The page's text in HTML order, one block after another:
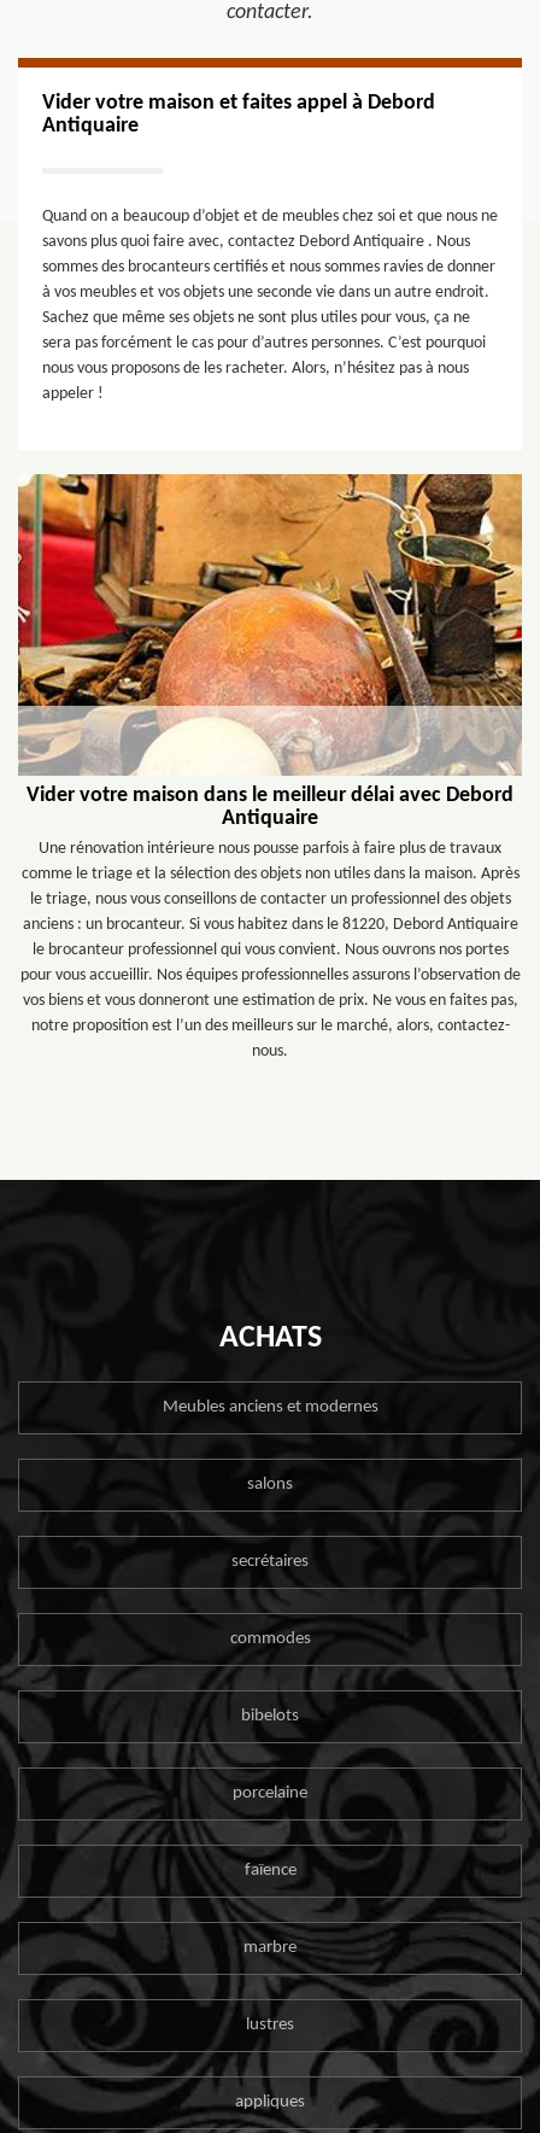
contacter.
Vider votre maison et faites appel à Debord
Antiquaire
Quand on a beaucoup d’objet et de meubles chez soi et que nous ne
savons plus quoi faire avec, contactez Debord Antiquaire . Nous
sommes des brocanteurs certifiés et nous sommes ravies de donner
à vos meubles et vos objets une seconde vie dans un autre endroit.
Sachez que même ses objets ne sont plus utiles pour vous, ça ne
sera pas forcément le cas pour d’autres personnes. C’est pourquoi
nous vous proposons de les racheter. Alors, n’hésitez pas à nous
appeler !
Vider votre maison dans le meilleur délai avec Debord
Antiquaire
Une rénovation intérieure nous pousse parfois à faire plus de travaux
comme le triage et la sélection des objets non utiles dans la maison. Après
le triage, nous vous conseillons de contacter un professionnel des objets
anciens : un brocanteur. Si vous habitez dans le 81220, Debord Antiquaire
le brocanteur professionnel qui vous convient. Nous ouvrons nos portes
pour vous accueillir. Nos équipes professionnelles assurons l’observation de
vos biens et vous donneront une estimation de prix. Ne vous en faites pas,
notre proposition est l’un des meilleurs sur le marché, alors, contactez-
nous.
ACHATS
Meubles anciens et modernes
salons
secrétaires
commodes
bibelots
porcelaine
faïence
marbre
lustres
appliques